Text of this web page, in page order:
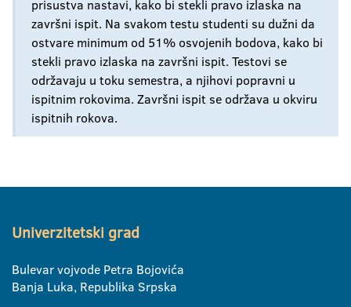
prisustva nastavi, kako bi stekli pravo izlaska na
završni ispit. Na svakom testu studenti su dužni da
ostvare minimum od 51% osvojenih bodova, kako bi
stekli pravo izlaska na završni ispit. Testovi se
održavaju u toku semestra, a njihovi popravni u
ispitnim rokovima. Završni ispit se održava u okviru
ispitnih rokova.
Univerzitetski grad
Bulevar vojvode Petra Bojovića
Banja Luka, Republika Srpska